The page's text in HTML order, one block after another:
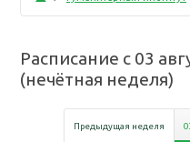
Расписание с 03
(нечётная неделя)
Предыдущая неделя